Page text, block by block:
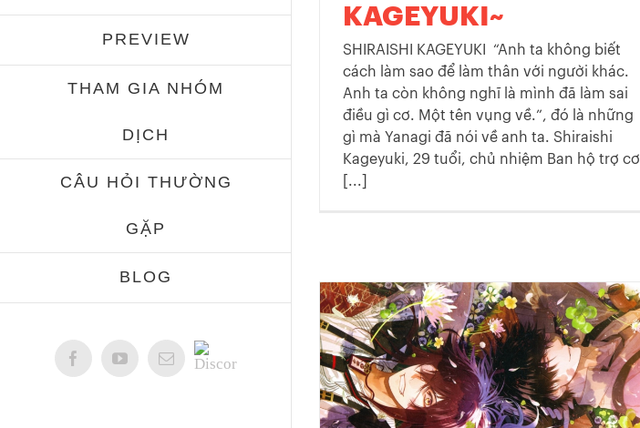
PREVIEW
THAM GIA NHÓM
DỊCH
CÂU HỎI THƯỜNG
GẶP
BLOG
FacebookYouTubeEmail
Discord
KAGEYUKI~
SHIRAISHI KAGEYUKI “Anh ta không biết
cách làm sao để làm thân với người khác.
Anh ta còn không nghĩ là mình đã làm sai
điều gì cơ. Một tên vụng về.”, đó là những
gì mà Yanagi đã nói về anh ta. Shiraishi
Kageyuki, 29 tuổi, chủ nhiệm Ban hộ trợ cơ
[...]